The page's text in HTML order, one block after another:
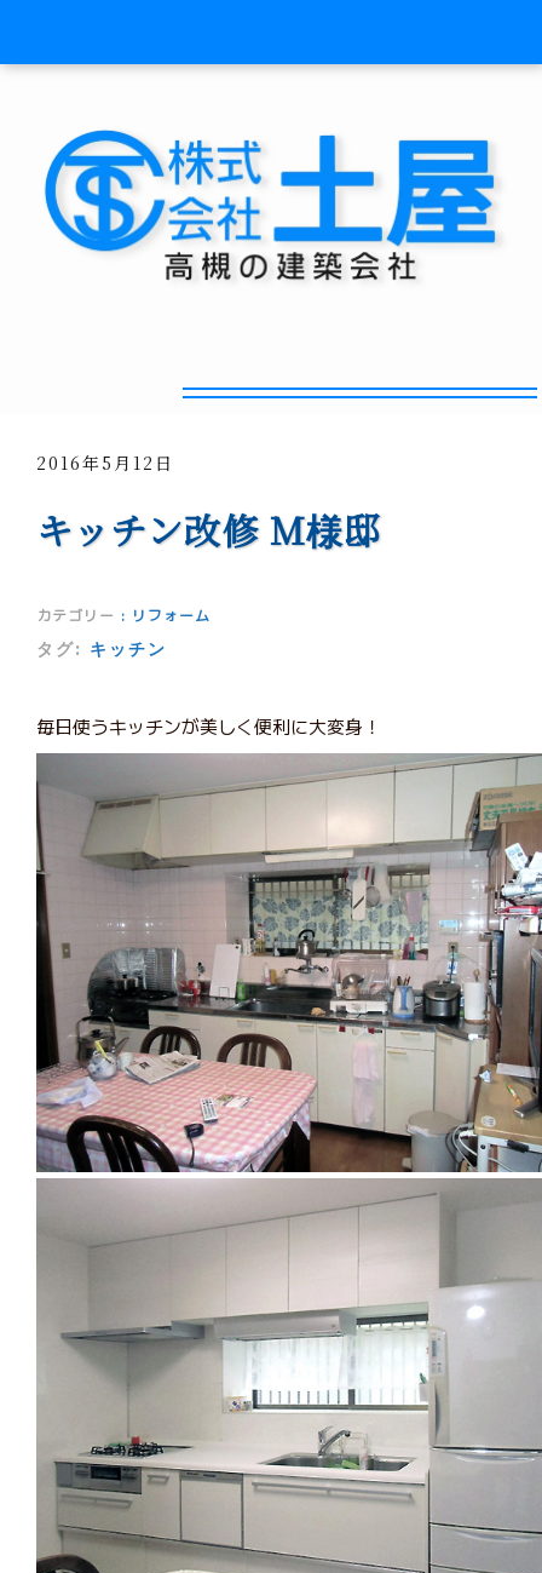
2016年5月12日
キッチン改修 M様邸
カテゴリー : リフォーム
タグ: キッチン
毎日使うキッチンが美しく便利に大変身！